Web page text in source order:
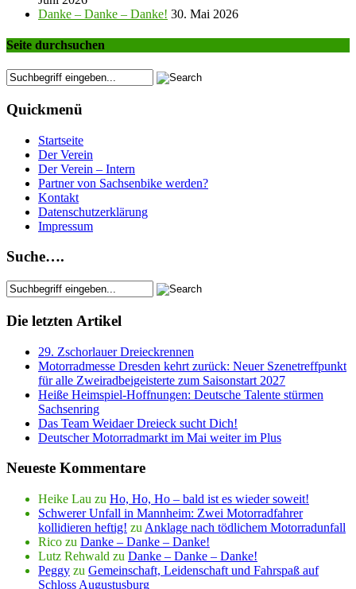
Danke – Danke – Danke! 30. Mai 2026
Seite durchsuchen
Quickmenü
Startseite
Der Verein
Der Verein – Intern
Partner von Sachsenbike werden?
Kontakt
Datenschutzerklärung
Impressum
Suche….
Die letzten Artikel
29. Zschorlauer Dreieckrennen
Motorradmesse Dresden kehrt zurück: Neuer Szenetreffpunkt
für alle Zweiradbeigeisterte zum Saisonstart 2027
Heiße Heimspiel-Hoffnungen: Deutsche Talente stürmen
Sachsenring
Das Team Weidaer Dreieck sucht Dich!
Deutscher Motorradmarkt im Mai weiter im Plus
Neueste Kommentare
Heike Lau zu Ho, Ho, Ho – bald ist es wieder soweit!
Schwerer Unfall in Mannheim: Zwei Motorradfahrer
kollidieren heftig! zu Anklage nach tödlichem Motorradunfall
Rico zu Danke – Danke – Danke!
Lutz Rehwald zu Danke – Danke – Danke!
Peggy zu Gemeinschaft, Leidenschaft und Fahrspaß auf
Schloss Augustusburg